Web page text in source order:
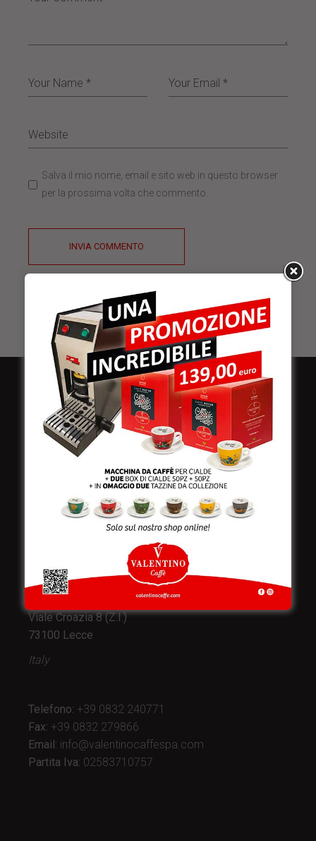
Salva il mio nome, email e sito web in questo browser
per la prossima volta che commento.
INVIA COMMENTO
e produzione:
Viale Croazia 8 (Z.I.)
73100 Lecce
Italy
Telefono: +39 0832 240771
Fax: +39 0832 279866
Email: info@valentinocaffespa.com
Partita Iva: 02583710757